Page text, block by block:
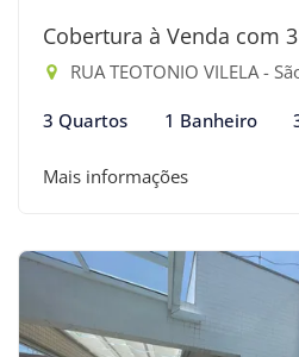
Cobertura à Venda com
RUA TEOTONIO VILELA -
3 Quartos 1 Banheiro
Mais informações